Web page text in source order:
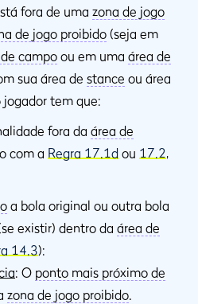
fora de uma zona de jogo
de jogo proibido (seja em
campoou em uma área de
sua área de stance ou área
jogador tem que:
fora da área de
com a Regra 17.1d ou 17.2,
a bola original ou outra bola
existir) dentro da área de
14.3):
: O ponto mais próximo de
zona de jogo proibido